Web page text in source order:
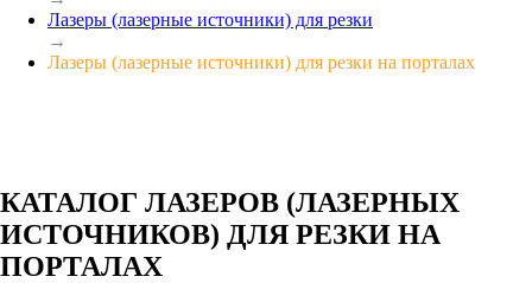
Лазеры (лазерные источники) для резки
→
Лазеры (лазерные источники) для резки на порталах
КАТАЛОГ ЛАЗЕРОВ (ЛАЗЕРНЫХ
ИСТОЧНИКОВ) ДЛЯ РЕЗКИ НА
ПОРТАЛАХ